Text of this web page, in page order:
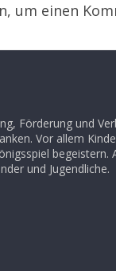
um einen
Förderung und
Vor allem
begeistern.
und Jugendliche.